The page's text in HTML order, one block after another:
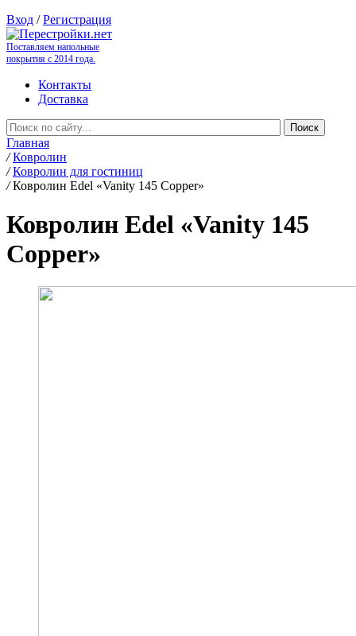
Вход /Регистрация
Поставляем напольные
покрытия с 2014 года.
Контакты
Доставка
Главная
/ Ковролин
/ Ковролин для гостиниц
/ Ковролин Edel «Vanity 145 Copper»
Ковролин Edel «Vanity 145
Copper»